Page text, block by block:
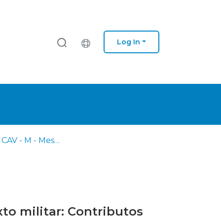
Log In
AM - TIA - CAV - M - Mestrado em Ciências Militares na Especialidade de Cavalaria
militar: Contributos